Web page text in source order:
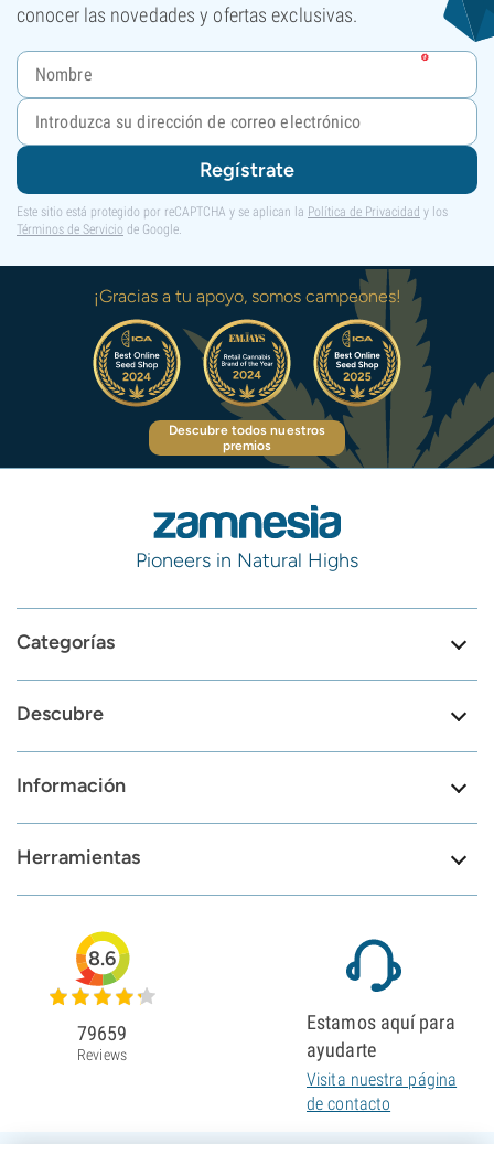
conocer las novedades y ofertas exclusivas.
Regístrate
Este sitio está protegido por reCAPTCHA y se aplican la Política de Privacidad y los
Términos de Servicio de Google.
¡Gracias a tu apoyo, somos campeones!
Descubre todos nuestros
premios
Pioneers in Natural Highs
Categorías
Descubre
Información
Herramientas
8.6
79659
Reviews
Estamos aquí para
ayudarte
Visita nuestra página
de contacto